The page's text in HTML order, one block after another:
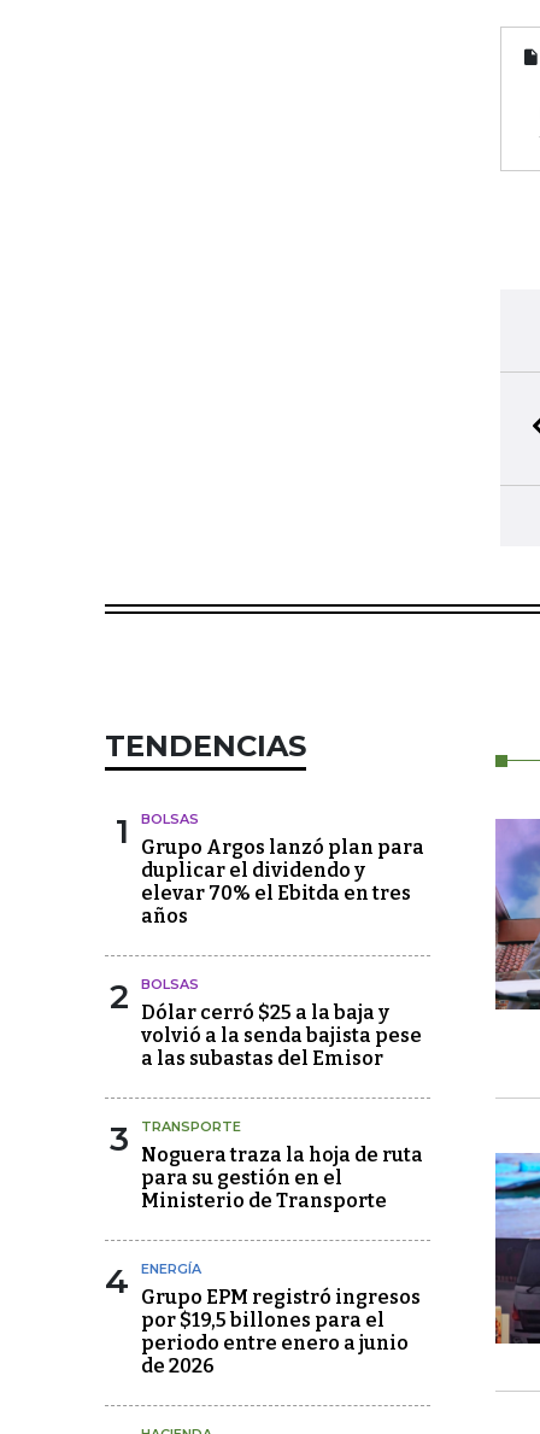
TENDENCIAS
1 BOLSAS
Grupo Argos lanzó plan para
duplicar el dividendo y
elevar 70% el Ebitda en tres
años
2 BOLSAS
Dólar cerró $25 a la baja y
volvió a la senda bajista pese
a las subastas del Emisor
3 TRANSPORTE
Noguera traza la hoja de ruta
para su gestión en el
Ministerio de Transporte
4 ENERGÍA
Grupo EPM registró ingresos
por $19,5 billones para el
periodo entre enero a junio
de 2026